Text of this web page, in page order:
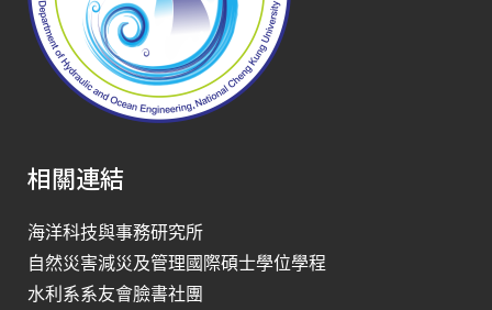
相關連結
海洋科技與事務研究所
自然災害減災及管理國際碩士學位學程
水利系系友會臉書社團